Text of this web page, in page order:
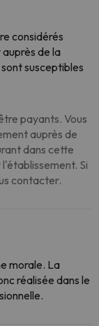
considérés
de la
susceptibles
payants. Vous
auprès de
dans cette
Si
contacter.
morale. La
réalisée dans le